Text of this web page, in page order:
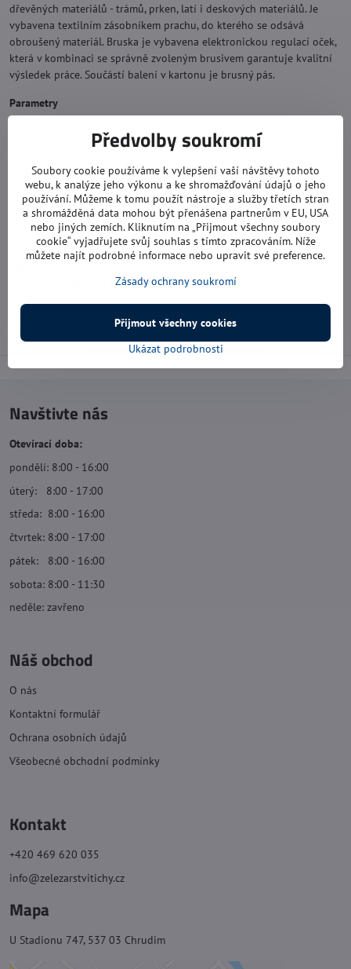
dřevěných materiálů - trámů, prken, latí i deskových materiálů. Je
vybavena textilním zásobníkem prachu, do kterého se odsává
obroušený materiál. Bruska je vybavena elektronickou regulací oček,
která v kombinaci se správně zvoleným brusivem garantuje kvalitní
výsledek práce. Součástí balení v kartonu je brusný pás.
Parametry
Příkon , W 1010
Rychlost pásu , m/min 120-380
Brusný pás , mm 75x533
Brusná plocha , mm 76x170
Sklápěcí přední kryt Ano
Regulace rychlosti pásu Ano
Napeti , V 220-240
Frekvence , Hz 50
Hmotnost , kg 3,3
Hladina akustického tlaku LpA=101 dB(A)
Hladina akustického výkonu LwA=90 dB(A)
Třída krytí IP20
Navštivte nás
Otevírací doba:
pondělí: 8:00 - 16:00
úterý: 8:00 - 17:00
středa: 8:00 - 16:00
čtvrtek: 8:00 - 17:00
pátek: 8:00 - 16:00
sobota: 8:00 - 11:30
neděle: zavřeno
Náš obchod
O nás
Kontaktní formulář
Ochrana osobních údajů
Všeobecné obchodní podmínky
Kontakt
+420 469 620 035
info@zelezarstvitichy.cz
Mapa
U Stadionu 747, 537 03 Chrudim
Předvolby soukromí
Soubory cookie používáme k vylepšení vaší návštěvy tohoto
webu, k analýze jeho výkonu a ke shromažďování údajů o jeho
používání. Můžeme k tomu použít nástroje a služby třetích stran
a shromážděná data mohou být přenášena partnerům v EU, USA
nebo jiných zemích. Kliknutím na „Přijmout všechny soubory
cookie“ vyjadřujete svůj souhlas s tímto zpracováním. Níže
můžete najít podrobné informace nebo upravit své preference.
Zásady ochrany soukromí
Ukázat podrobnosti
Přijmout všechny cookies